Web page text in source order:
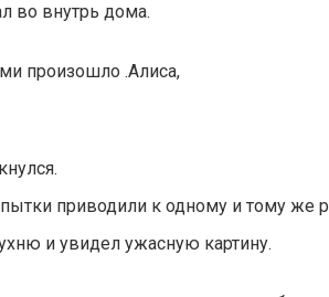
во внутрь дома.
произошло .Алиса,
приводили к одному и тому же
и увидел ужасную картину.